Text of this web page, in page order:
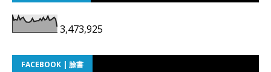
3,473,925
FACEBOOK | 臉書